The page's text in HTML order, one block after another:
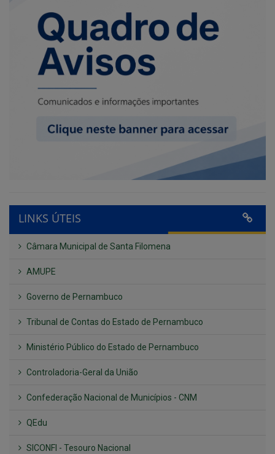
LINKS ÚTEIS
Câmara Municipal de Santa Filomena
AMUPE
Governo de Pernambuco
Tribunal de Contas do Estado de Pernambuco
Ministério Público do Estado de Pernambuco
Controladoria-Geral da União
Confederação Nacional de Municípios - CNM
QEdu
SICONFI - Tesouro Nacional